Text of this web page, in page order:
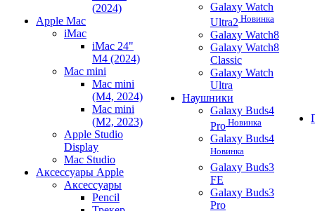
(2024)
Apple Mac
iMac
iMac 24"
M4 (2024)
Mac mini
Mac mini
(M4, 2024)
Mac mini
(M2, 2023)
Apple Studio
Display
Mac Studio
Аксессуары Apple
Аксессуары
Pencil
Galaxy Watch
Ultra2 Новинка
Galaxy Watch8
Galaxy Watch8
Classic
Galaxy Watch
Ultra
Наушники
Galaxy Buds4
Pro Новинка
Galaxy Buds4
Новинка
Galaxy Buds3
FE
Galaxy Buds3
Pro